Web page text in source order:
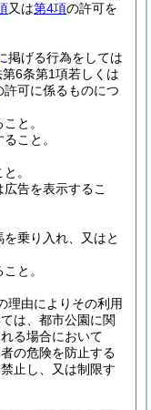
又は第4項の許可を
掲げる行為をしては
6条第1項若しくは
許可に係るものにつ
と。
こと。
。
告を表示するこ
乗り入れ、又はと
と。
理由によりその利用
は、都市公園に関
る場合において
の危険を防止する
止し、又は制限す